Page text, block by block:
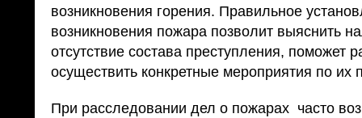
возникновения горения. Правильное
возникновения пожара позволит выяснить
отсутствие состава преступления, поможет
осуществить конкретные мероприятия по
При расследовании дел о пожарах часто